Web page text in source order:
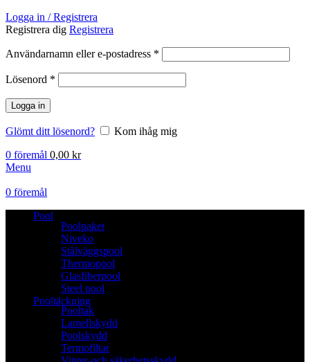
Logga in / Registrera
Registrera dig Registrera
Användarnamn eller e-postadress *
Lösenord *
Logga in
Glömt ditt lösenord?
Kom ihåg mig
0 föremål 0,00 kr
Menu
0 föremål
Pool
Poolpaket
Niveko
Stålväggspool
Thermopool
Glasfiberpool
Steel pool
Pooltäckning
Pooltak
Lamellskydd
Poolskydd
Termofiltar